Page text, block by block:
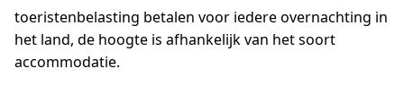
toeristenbelasting betalen voor iedere overnachting in
het land, de hoogte is afhankelijk van het soort
accommodatie.